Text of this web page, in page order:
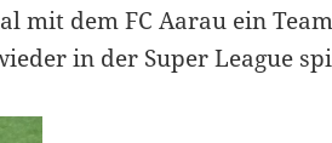
mit dem FC Aarau ein
in der Super League